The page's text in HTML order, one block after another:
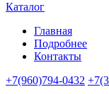
Каталог
Главная
Подробнее
Контакты
+7(960)794-0432